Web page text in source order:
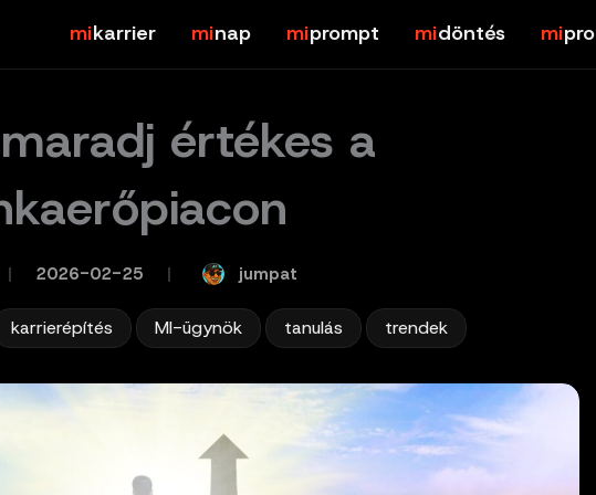
karrier nap prompt döntés pro
értékes a
2026-02-25 jumpat
karrierépítés MI-ügynök tanulás trendek